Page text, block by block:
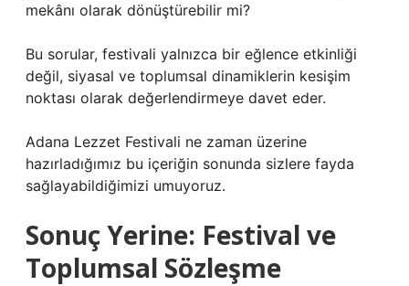
mekânı olarak dönüştürebilir mi?
Bu sorular, festivali yalnızca bir eğlence etkinliği
değil, siyasal ve toplumsal dinamiklerin kesişim
noktası olarak değerlendirmeye davet eder.
Adana Lezzet Festivali ne zaman üzerine
hazırladığımız bu içeriğin sonunda sizlere fayda
sağlayabildiğimizi umuyoruz.
Sonuç Yerine: Festival ve
Toplumsal Sözleşme